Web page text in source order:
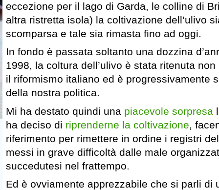
eccezione per il lago di Garda, le colline di
altra ristretta isola) la coltivazione dell’ulivo
scomparsa e tale sia rimasta fino ad oggi.
In fondo è passata soltanto una dozzina
1998, la coltura dell’ulivo è stata ritenuta
il riformismo italiano ed è progressivamente
della nostra politica.
Mi ha destato quindi una piacevole sorpresa
ha deciso di riprenderne la coltivazione ,
riferimento per rimettere in ordine i registri
messi in grave difficoltà dalle male
succedutesi nel frattempo.
Ed è ovviamente apprezzabile che si parli di